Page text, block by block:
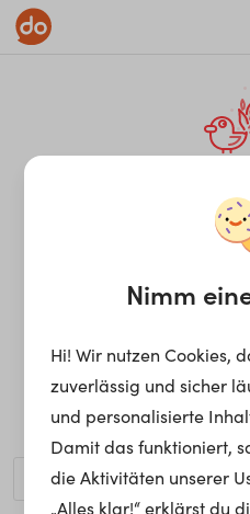
¡Ay,
Ups, die gewünschte Seite
Möchtest du nach einem
Nimm
Hi! Wir nutzen Cookies,
zuverlässig und sicher
und personalisierte
Damit das funktioniert,
die Aktivitäten unserer
„Alles klar!“ erklärst du